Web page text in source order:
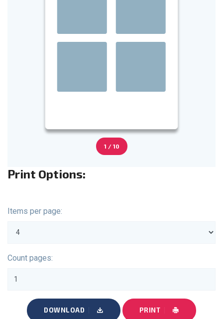
1 / 10
Print Options:
Items per page:
Count pages:
DOWNLOAD PRINT